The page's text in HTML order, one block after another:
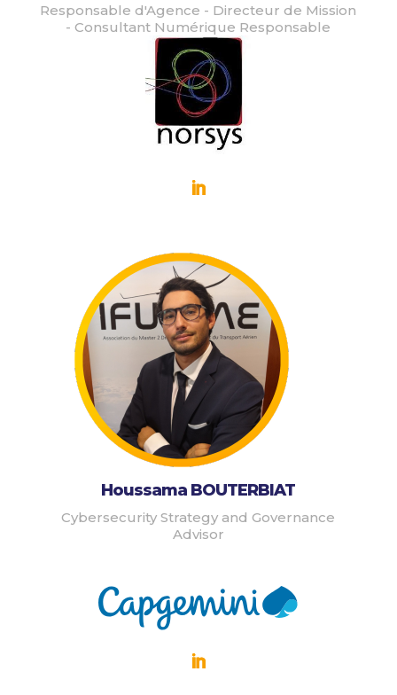
Responsable d'Agence - Directeur de Mission
- Consultant Numérique Responsable
Houssama BOUTERBIAT
Cybersecurity Strategy and Governance
Advisor